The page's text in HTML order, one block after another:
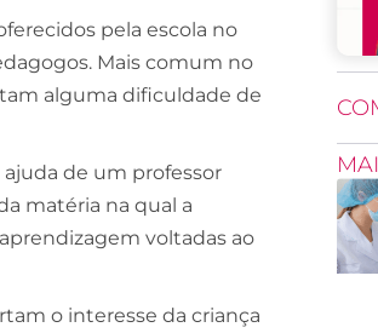
pela escola no
Mais comum no
alguma dificuldade de
de um professor
matéria na qual a
voltadas ao
o interesse da criança